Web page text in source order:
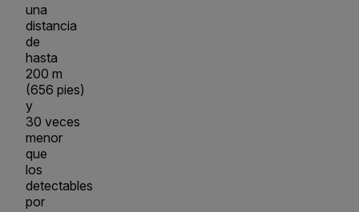
una
distancia
de
hasta
200 m
(656 pies)
y
30 veces
menor
que
los
detectables
por